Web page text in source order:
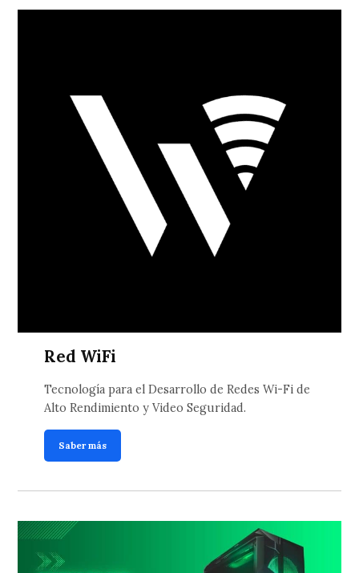
Red WiFi
Tecnología para el Desarrollo de Redes Wi-Fi de
Alto Rendimiento y Video Seguridad.
Saber más